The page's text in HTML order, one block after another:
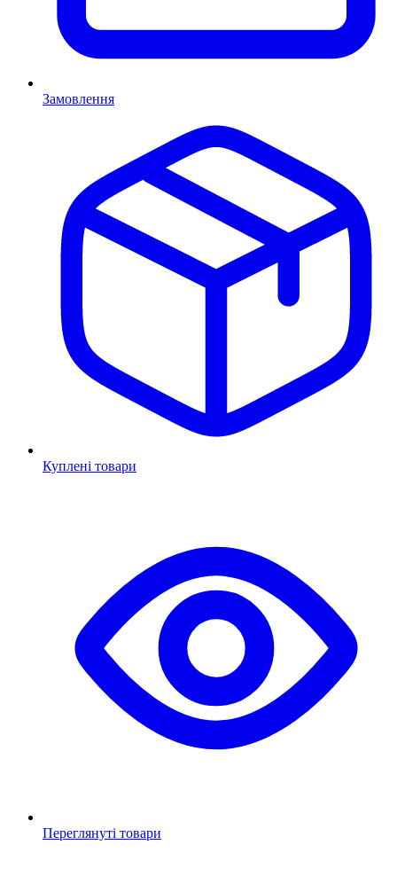
Замовлення
Куплені товари
Переглянуті товари